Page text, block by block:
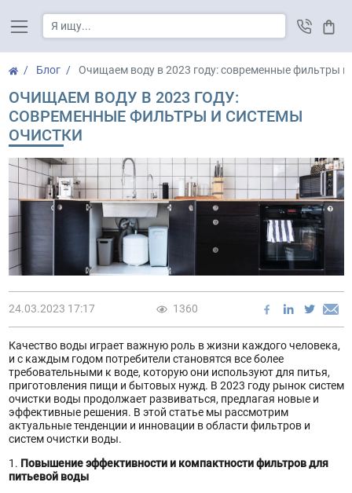
Блог Очищаем воду в 2023 году: современные фильтры и
ОЧИЩАЕМ ВОДУ В 2023 ГОДУ:
СОВРЕМЕННЫЕ ФИЛЬТРЫ И СИСТЕМЫ
ОЧИСТКИ
24.03.2023 17:17 1360
Качество воды играет важную роль в жизни каждого человека,
и с каждым годом потребители становятся все более
требовательными к воде, которую они используют для питья,
приготовления пищи и бытовых нужд. В 2023 году рынок систем
очистки воды продолжает развиваться, предлагая новые и
эффективные решения. В этой статье мы рассмотрим
актуальные тенденции и инновации в области фильтров и
систем очистки воды.
1. Повышение эффективности и компактности фильтров для
питьевой воды